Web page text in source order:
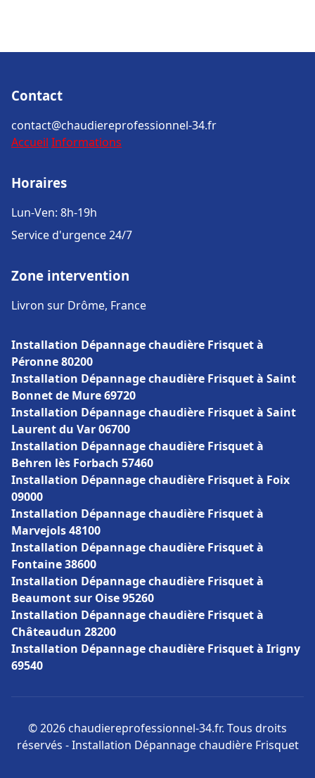
Contact
contact@chaudiereprofessionnel-34.fr
Accueil Informations
Horaires
Lun-Ven: 8h-19h
Service d'urgence 24/7
Zone intervention
Livron sur Drôme, France
Installation Dépannage chaudière Frisquet à
Péronne 80200
Installation Dépannage chaudière Frisquet à Saint
Bonnet de Mure 69720
Installation Dépannage chaudière Frisquet à Saint
Laurent du Var 06700
Installation Dépannage chaudière Frisquet à
Behren lès Forbach 57460
Installation Dépannage chaudière Frisquet à Foix
09000
Installation Dépannage chaudière Frisquet à
Marvejols 48100
Installation Dépannage chaudière Frisquet à
Fontaine 38600
Installation Dépannage chaudière Frisquet à
Beaumont sur Oise 95260
Installation Dépannage chaudière Frisquet à
Châteaudun 28200
Installation Dépannage chaudière Frisquet à Irigny
69540
© 2026 chaudiereprofessionnel-34.fr. Tous droits
réservés - Installation Dépannage chaudière Frisquet